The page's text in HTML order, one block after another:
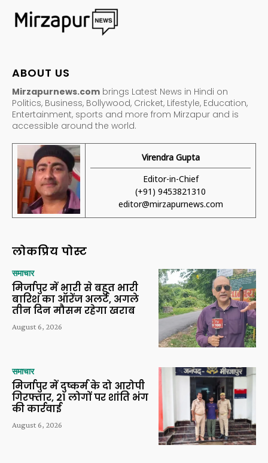
ABOUT US
Mirzapurnews.com brings Latest News in Hindi on
Politics, Business, Bollywood, Cricket, Lifestyle, Education,
Entertainment, sports and more from Mirzapur and is
accessible around the world.
Virendra Gupta
Editor-in-Chief
(+91) 9453821310
editor@mirzapurnews.com
लोकप्रिय पोस्ट
समाचार
मिर्जापुर में भारी से बहुत भारी
बारिश का ऑरेंज अलर्ट, अगले
तीन दिन मौसम रहेगा खराब
August 6, 2026
समाचार
मिर्जापुर में दुष्कर्म के दो आरोपी
गिरफ्तार, 21 लोगों पर शांति भंग
की कार्रवाई
August 6, 2026